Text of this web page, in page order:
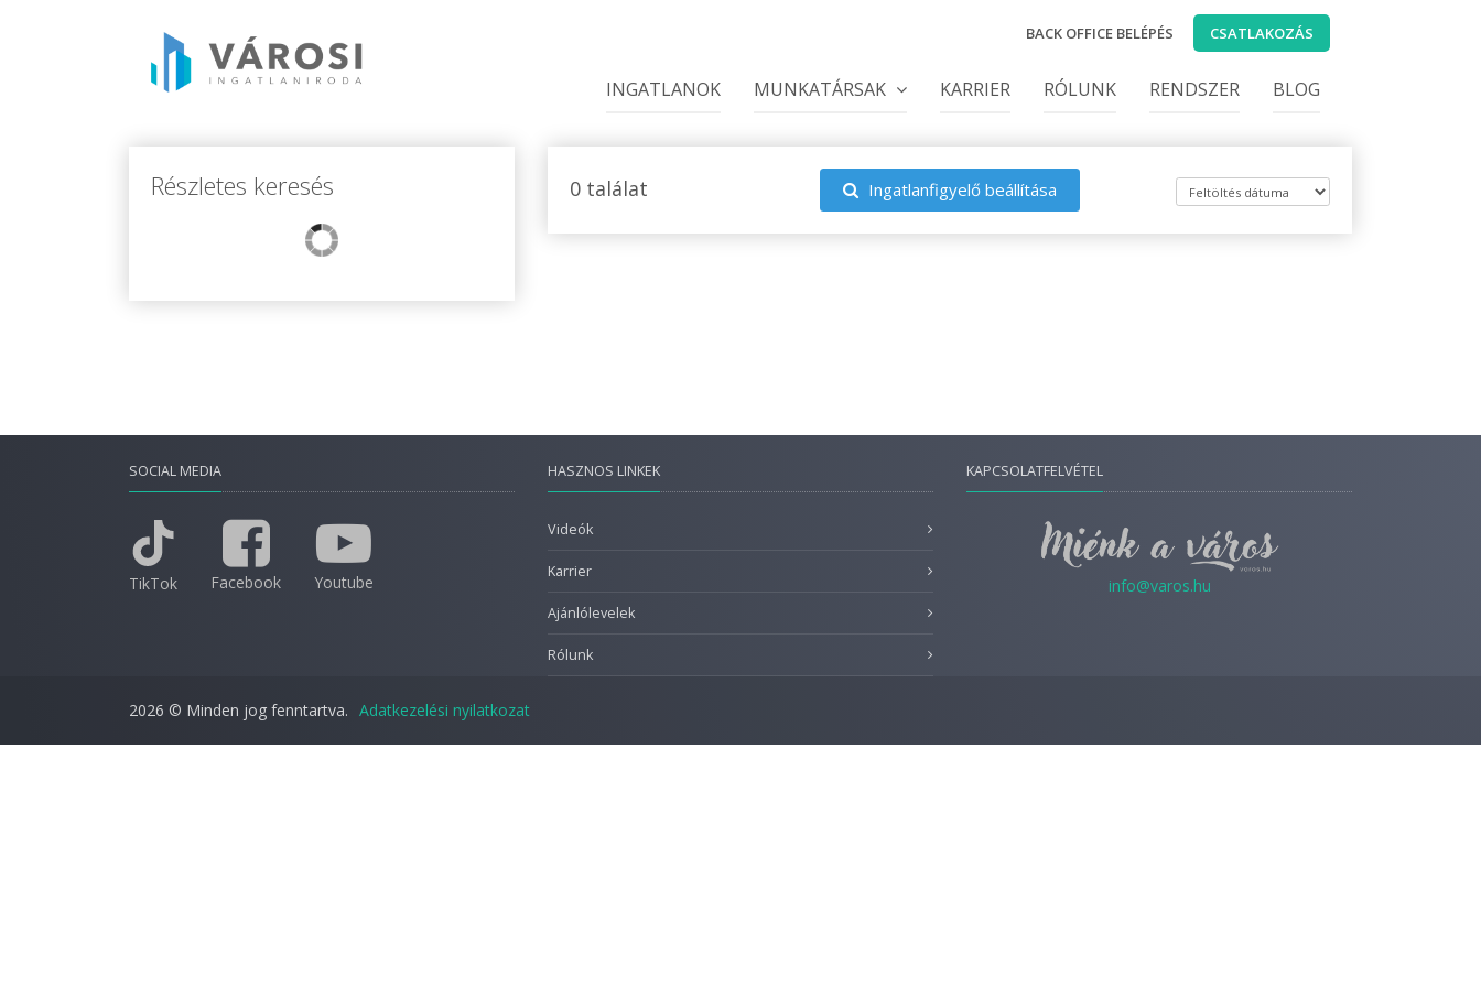
BACK OFFICE BELÉPÉS CSATLAKOZÁS
INGATLANOK MUNKATÁRSAK KARRIER RÓLUNK RENDSZER BLOG
Részletes keresés 0 találat Ingatlanfigyelő beállítása
SOCIAL MEDIA
TikTok Facebook Youtube
HASZNOS LINKEK
Videók
Karrier
Ajánlólevelek
Rólunk
KAPCSOLATFELVÉTEL
info@varos.hu
2026 © Minden jog fenntartva. Adatkezelési nyilatkozat